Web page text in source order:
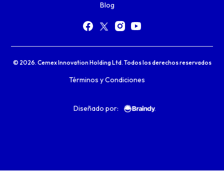
Blog
© 2026. Cemex Innovation Holding Ltd. Todos los derechos reservados
Términos y Condiciones
Diseñado por: